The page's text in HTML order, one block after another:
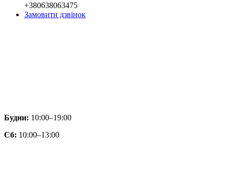
+380638063475
Замовити дзвінок
Будни: 10:00–19:00
Сб: 10:00–13:00